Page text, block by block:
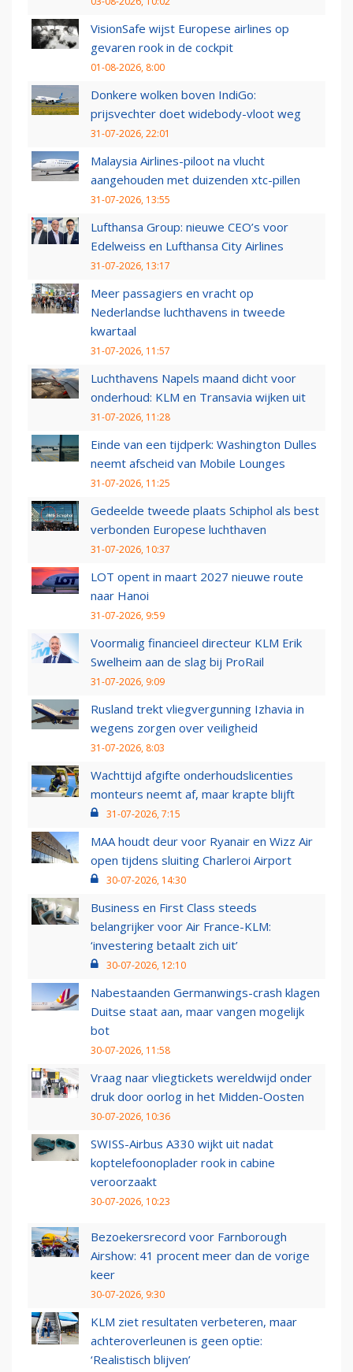
VisionSafe wijst Europese airlines op
gevaren rook in de cockpit
01-08-2026, 8:00
Donkere wolken boven IndiGo:
prijsvechter doet widebody-vloot weg
31-07-2026, 22:01
Malaysia Airlines-piloot na vlucht
aangehouden met duizenden xtc-pillen
31-07-2026, 13:55
Lufthansa Group: nieuwe CEO’s voor
Edelweiss en Lufthansa City Airlines
31-07-2026, 13:17
Meer passagiers en vracht op
Nederlandse luchthavens in tweede
kwartaal
31-07-2026, 11:57
Luchthavens Napels maand dicht voor
onderhoud: KLM en Transavia wijken uit
31-07-2026, 11:28
Einde van een tijdperk: Washington Dulles
neemt afscheid van Mobile Lounges
31-07-2026, 11:25
Gedeelde tweede plaats Schiphol als best
verbonden Europese luchthaven
31-07-2026, 10:37
LOT opent in maart 2027 nieuwe route
naar Hanoi
31-07-2026, 9:59
Voormalig financieel directeur KLM Erik
Swelheim aan de slag bij ProRail
31-07-2026, 9:09
Rusland trekt vliegvergunning Izhavia in
wegens zorgen over veiligheid
31-07-2026, 8:03
Wachttijd afgifte onderhoudslicenties
monteurs neemt af, maar krapte blijft
31-07-2026, 7:15
MAA houdt deur voor Ryanair en Wizz Air
open tijdens sluiting Charleroi Airport
30-07-2026, 14:30
Business en First Class steeds
belangrijker voor Air France-KLM:
‘investering betaalt zich uit’
30-07-2026, 12:10
Nabestaanden Germanwings-crash klagen
Duitse staat aan, maar vangen mogelijk
bot
30-07-2026, 11:58
Vraag naar vliegtickets wereldwijd onder
druk door oorlog in het Midden-Oosten
30-07-2026, 10:36
SWISS-Airbus A330 wijkt uit nadat
koptelefoonoplader rook in cabine
veroorzaakt
30-07-2026, 10:23
Bezoekersrecord voor Farnborough
Airshow: 41 procent meer dan de vorige
keer
30-07-2026, 9:30
KLM ziet resultaten verbeteren, maar
achteroverleunen is geen optie:
‘Realistisch blijven’